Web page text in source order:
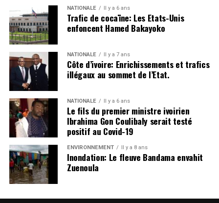
NATIONALE Il y a 6 ans
Trafic de cocaïne: Les Etats-Unis
enfoncent Hamed Bakayoko
NATIONALE Il y a 7 ans
Côte d’ivoire: Enrichissements et trafics
illégaux au sommet de l’Etat.
NATIONALE Il y a 6 ans
Le fils du premier ministre ivoirien
Ibrahima Gon Coulibaly serait testé
positif au Covid-19
ENVIRONNEMENT Il y a 8 ans
Inondation: Le fleuve Bandama envahit
Zuenoula